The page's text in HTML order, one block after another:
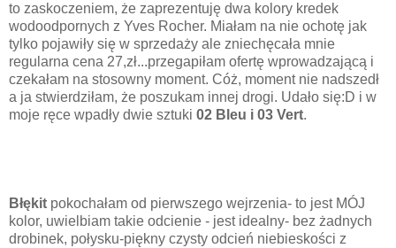
to zaskoczeniem, że zaprezentuję dwa kolory kredek
wodoodpornych z Yves Rocher. Miałam na nie ochotę jak
tylko pojawiły się w sprzedaży ale zniechęcała mnie
regularna cena 27,zł...przegapiłam ofertę wprowadzającą i
czekałam na stosowny moment. Cóż, moment nie nadszedł
a ja stwierdziłam, że poszukam innej drogi. Udało się:D i w
moje ręce wpadły dwie sztuki 02 Bleu i 03 Vert.
Błękit pokochałam od pierwszego wejrzenia- to jest MÓJ
kolor, uwielbiam takie odcienie - jest idealny- bez żadnych
drobinek, połysku-piękny czysty odcień niebieskości z